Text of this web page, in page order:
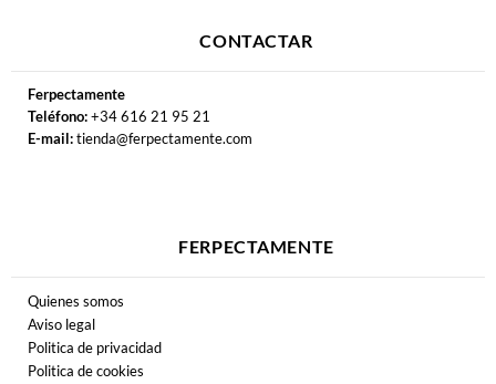
CONTACTAR
Ferpectamente
Teléfono:+34 616 21 95 21
E-mail:tienda@ferpectamente.com
FERPECTAMENTE
Quienes somos
Aviso legal
Politica de privacidad
Politica de cookies